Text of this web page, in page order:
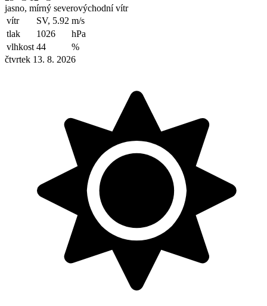
jasno, mírný severovýchodní vítr
vítr
SV, 5.92 m/s
tlak
1026
hPa
vlhkost 44
%
čtvrtek 13. 8. 2026